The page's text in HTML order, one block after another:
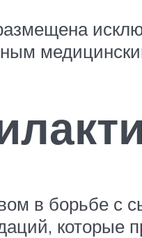
в борьбе с
которые